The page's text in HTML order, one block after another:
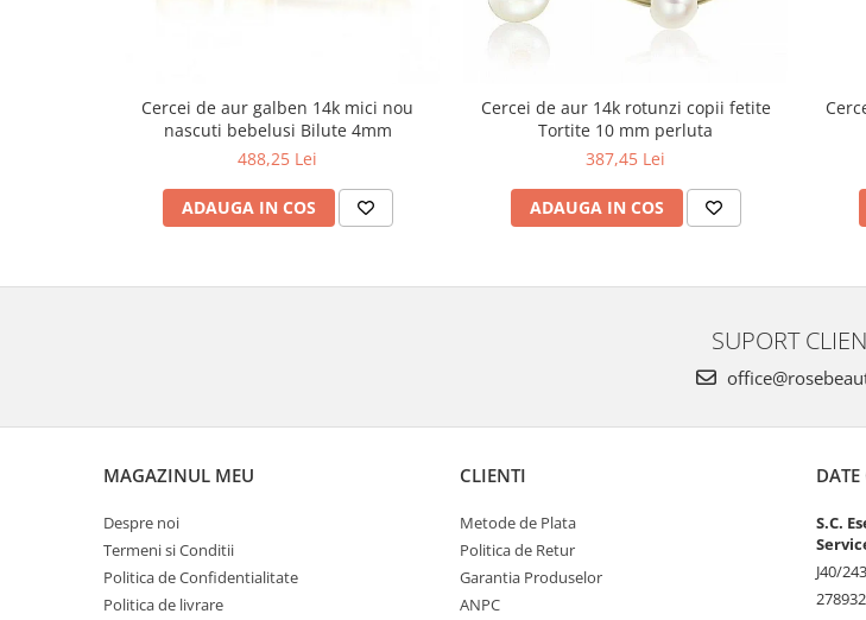
Cercei de aur galben 14k mici nou
nascuti bebelusi Bilute 4mm
488,25 Lei
ADAUGA IN COS
Cercei de aur 14k rotunzi copii fetite
Tortite 10 mm perluta
387,45 Lei
ADAUGA IN COS
SUPORT
MAGAZINUL MEU
Despre noi
Termeni si Conditii
Politica de Confidentialitate
Politica de livrare
CLIENTI
Metode de Plata
Politica de Retur
Garantia Produselor
ANPC
S.C.
J40/